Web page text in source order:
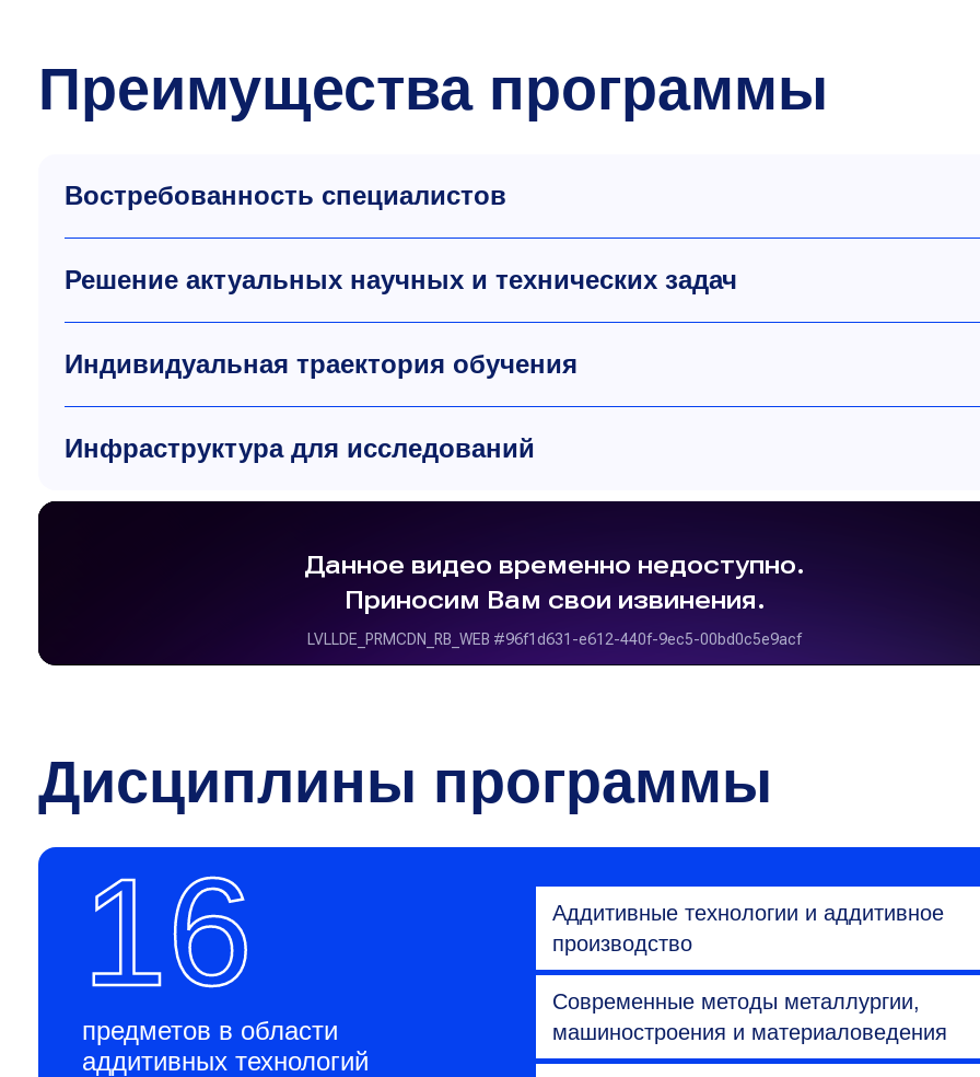
Преимущества программы
Востребованность специалистов
Решение актуальных научных и технических задач
Индивидуальная траектория обучения
Инфраструктура для исследований
Дисциплины программы
16
предметов в области
аддитивных технологий
Аддитивные технологии и аддитивное
производство
Современные методы металлургии,
машиностроения и материаловедения